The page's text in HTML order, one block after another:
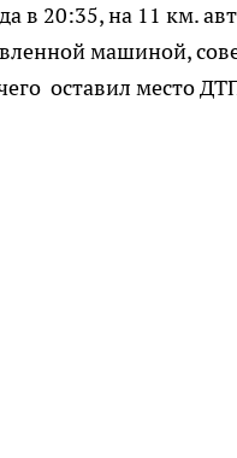
в 20:35, на 11 км.
машиной,
оставил место